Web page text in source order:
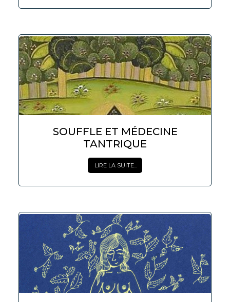
SOUFFLE ET MÉDECINE
TANTRIQUE
LIRE LA SUITE...